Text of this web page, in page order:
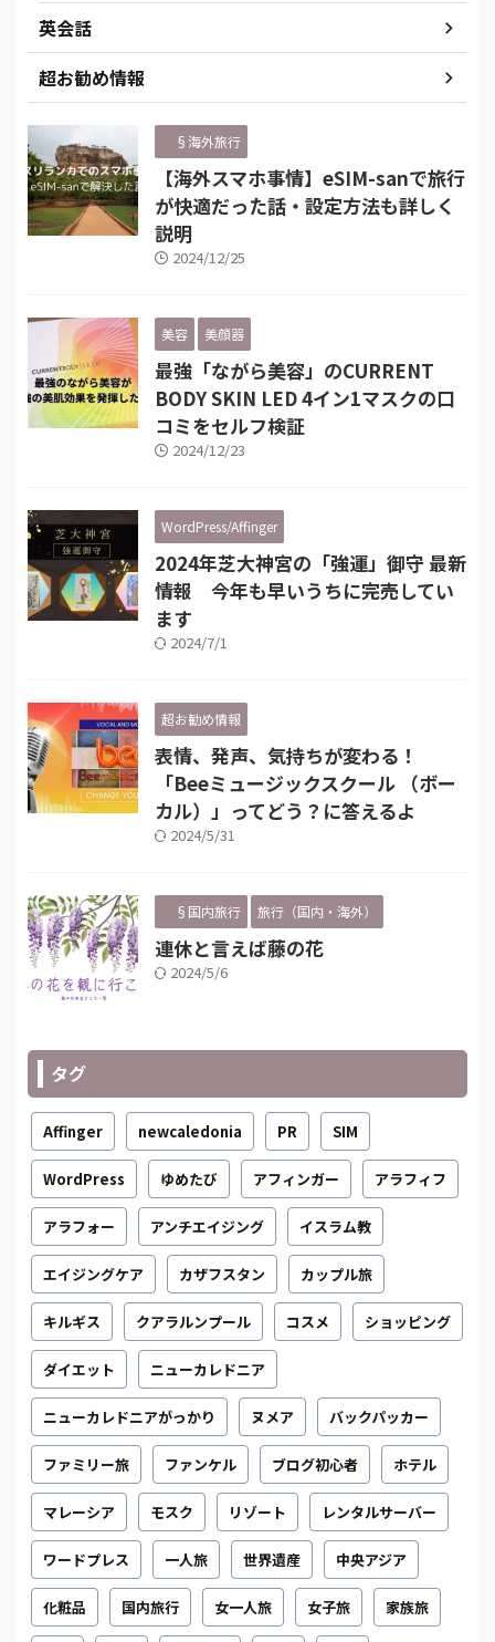
英会話
超お勧め情報
§海外旅行
【海外スマホ事情】eSIM-sanで旅行
が快適だった話・設定方法も詳しく
説明
2024/12/25
美容 美顔器
最強「ながら美容」のCURRENT
BODY SKIN LED 4イン1マスクの口
コミをセルフ検証
2024/12/23
WordPress/Affinger
2024年芝大神宮の「強運」御守 最新
情報 今年も早いうちに完売してい
ます
2024/7/1
超お勧め情報
表情、発声、気持ちが変わる！
「Beeミュージックスクール （ボー
カル）」ってどう？に答えるよ
2024/5/31
§国内旅行 旅行（国内・海外）
連休と言えば藤の花
2024/5/6
タグ
Affinger newcaledonia PR SIM
WordPress ゆめたび アフィンガー アラフィフ
アラフォー アンチエイジング イスラム教
エイジングケア カザフスタン カップル旅
キルギス クアラルンプール コスメ ショッピング
ダイエット ニューカレドニア
ニューカレドニアがっかり ヌメア バックパッカー
ファミリー旅 ファンケル ブログ初心者 ホテル
マレーシア モスク リゾート レンタルサーバー
ワードプレス 一人旅 世界遺産 中央アジア
化粧品 国内旅行 女一人旅 女子旅 家族旅